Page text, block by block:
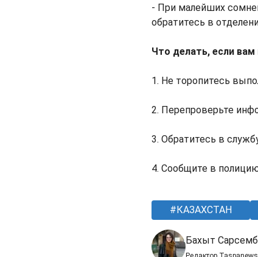
- При малейших
обратитесь в
Что делать, если
1. Не торопитесь
2. Перепроверьте
3. Обратитесь в
4. Сообщите в
КАЗАХСТАН
Бахыт